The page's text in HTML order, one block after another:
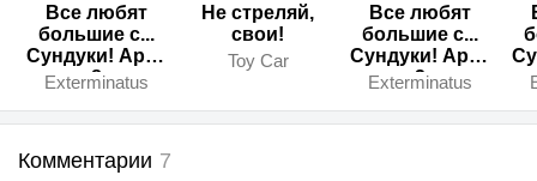
Все любят
большие с...
Сундуки! Арка
8
Exterminatus
Не стреляй,
свои!
Toy Car
Все любят
большие с...
Сундуки! Арка
2
Exterminatus
Комментарии 7